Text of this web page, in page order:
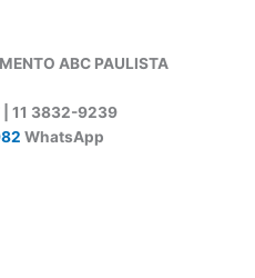
ABC PAULISTA
11 3832-9239
WhatsApp